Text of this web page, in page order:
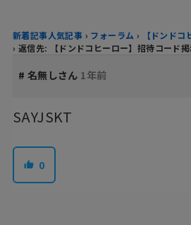
新着記事人気記事 › フォーラム ›
【ドンド
› 返信先: 【ドンドコヒーロー】招待コード
# 名無しさん 1年前
SAYJSKT
0